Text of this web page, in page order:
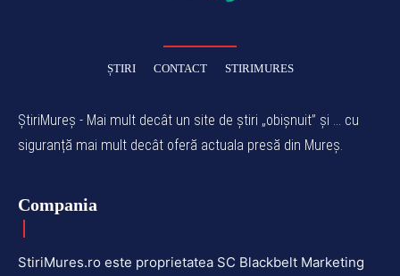
ȘTIRI CONTACT STIRIMURES
ȘtiriMureș - Mai mult decât un site de știri „obișnuit” și ... cu
siguranță mai mult decât oferă actuala presă din Mureș.
Compania
StiriMures.ro este proprietatea SC Blackbelt Marketing